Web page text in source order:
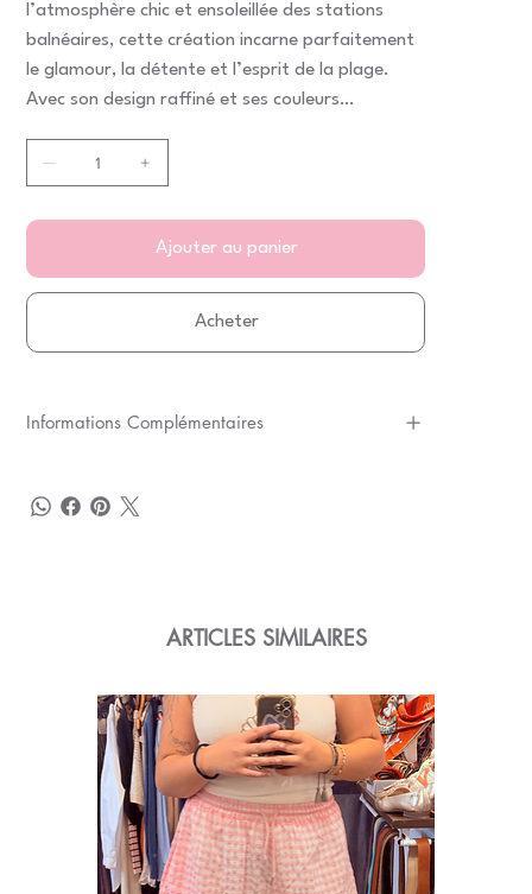
l’atmosphère chic et ensoleillée des stations
balnéaires, cette création incarne parfaitement
le glamour, la détente et l’esprit de la plage.
Avec son design raffiné et ses couleurs
sable chaud, les palmiers et le style estival
emblématique de Palm Beach. Chaque détail
met en valeur une esthétique à la fois
sophistiquée et joyeuse, idéale pour apporter
une touche de fraîcheur à votre décoration
intérieure.
Ajouter au panier
Acheter
Informations Complémentaires
ARTICLES SIMILAIRES